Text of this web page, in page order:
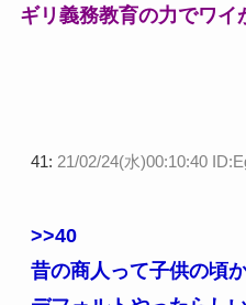
ギリ義務教育の力でワイ
41: 21/02/24(水)00:10:40
>>40
昔の商人って子供の頃